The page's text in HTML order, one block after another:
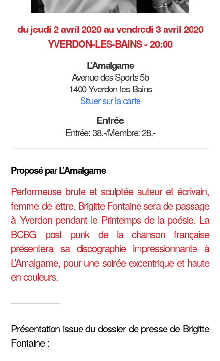
du jeudi 2 avril 2020au vendredi 3 avril 2020
YVERDON-LES-BAINS - 20:00
L’Amalgame
Avenue des Sports 5b
1400 Yverdon-les-Bains
Situer sur la carte
Entrée
Entrée: 38.-/Membre: 28.-
Proposé par L’Amalgame
Performeuse brute et sculptée auteur et écrivain,
femme de lettre, Brigitte Fontaine sera de passage
à Yverdon pendant le Printemps de la poésie. La
BCBG post punk de la chanson française
présentera sa discographie impressionnante à
L’Amalgame, pour une soirée excentrique et haute
en couleurs.
Présentation issue du dossier de presse de Brigitte
Fontaine :